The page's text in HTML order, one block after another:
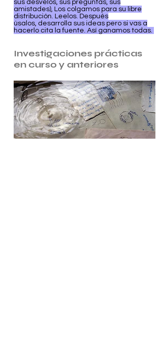
sus desvelos, sus preguntas, sus
amistades), Los colgamos para su libre
distribución. Leelos. Después
úsalos, desarrolla sus ideas pero si vas a
hacerlo cita la fuente. Así ganamos todas.
Investigaciones prácticas
en curso y anteriores